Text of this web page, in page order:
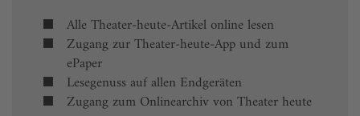
Alle Theater-heute-Artikel online lesen
Zugang zur Theater-heute-App und zum
ePaper
Lesegenuss auf allen Endgeräten
Zugang zum Onlinearchiv von Theater heute